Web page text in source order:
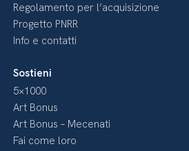
Regolamento per l’acquisizione
Progetto PNRR
Info e contatti
Sostieni
5×1000
Art Bonus
Art Bonus – Mecenati
Fai come loro